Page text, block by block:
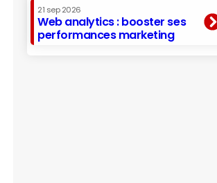
21 sep 2026
Web analytics : booster ses
performances marketing